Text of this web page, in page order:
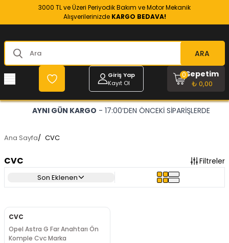
3000 TL ve Üzeri Periyodik Bakım ve Motor Mekanik
Alışverilerinizde KARGO BEDAVA!
ARA
Giriş Yap
Kayıt Ol
Sepetim
₺ 0,00
0
AYNI GÜN KARGO - 17:00’DEN ÖNCEKİ SİPARİŞLERDE
Ana Sayfa/ CVC
CVC Filtreler
Son Eklenen
CVC
Opel Astra G Far Anahtarı Ön
Komple Cvc Marka